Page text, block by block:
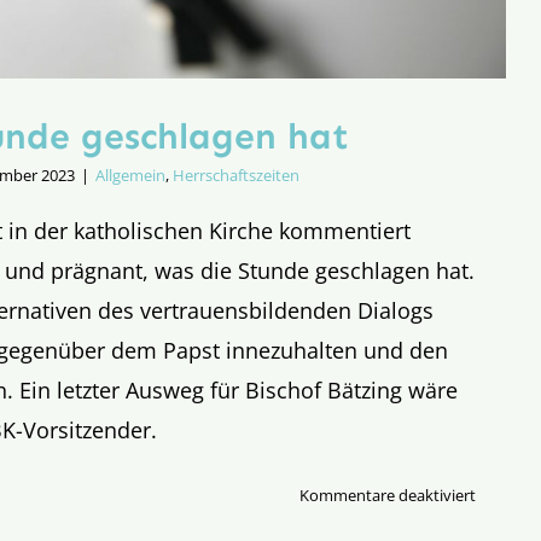
geschlagen hat
2023 | Allgemein, Herrschaftszeiten
in der katholischen Kirche kommentiert
und prägnant, was die Stunde geschlagen hat.
des vertrauensbildenden Dialogs
dem Papst innezuhalten und den
Ein letzter Ausweg für Bischof Bätzing wäre
Vorsitzender.
Kommentare deaktiviertfür